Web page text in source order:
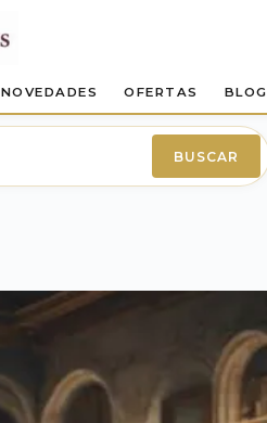
NOVEDADES OFERTAS BLOG
BUSCAR